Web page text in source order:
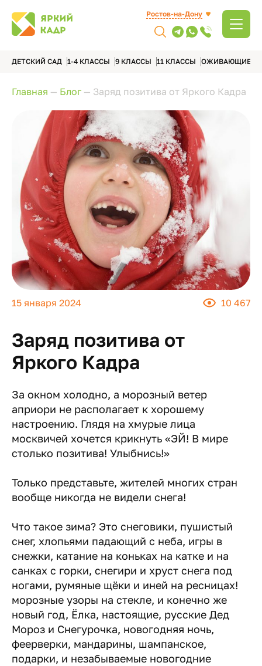
Ростов-на-Дону
ДЕТСКИЙ САД 1-4 КЛАССЫ 9 КЛАССЫ 11 КЛАССЫ ОЖИВАЮЩИЕ
Главная — Блог — Заряд позитива от Яркого Кадра
15 января 2024 10 467
Заряд позитива от
Яркого Кадра
За окном холодно, а морозный ветер
априори не располагает к хорошему
настроению. Глядя на хмурые лица
москвичей хочется крикнуть «ЭЙ! В мире
столько позитива! Улыбнись!»
Только представьте, жителей многих стран
вообще никогда не видели снега!
Что такое зима? Это снеговики, пушистый
снег, хлопьями падающий с неба, игры в
снежки, катание на коньках на катке и на
санках с горки, снегири и хруст снега под
ногами, румяные щёки и иней на ресницах!
морозные узоры на стекле, и конечно же
новый год, Ёлка, настоящие, русские Дед
Мороз и Снегурочка, новогодняя ночь,
феерверки, мандарины, шампанское,
подарки, и незабываемые новогодние